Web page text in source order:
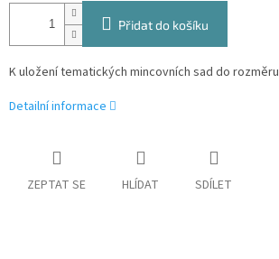
Přidat do košíku
K uložení tematických mincovních sad do rozměru
Detailní informace
ZEPTAT SE HLÍDAT SDÍLET